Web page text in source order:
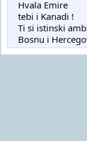
Hvala Emire
tebi i Kanadi !
Ti si istinski
Bosnu i